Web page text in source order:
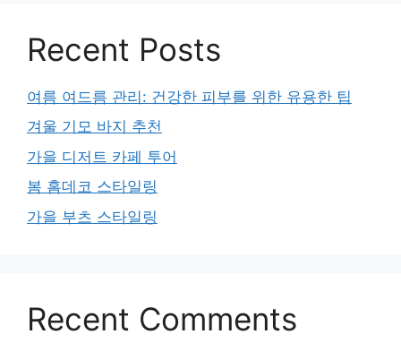
Recent Posts
여름 여드름 관리: 건강한 피부를 위한 유용한 팁
겨울 기모 바지 추천
가을 디저트 카페 투어
봄 홈데코 스타일링
가을 부츠 스타일링
Recent Comments